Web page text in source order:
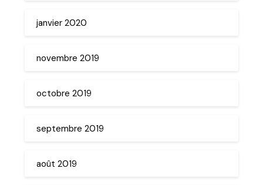
janvier 2020
novembre 2019
octobre 2019
septembre 2019
août 2019